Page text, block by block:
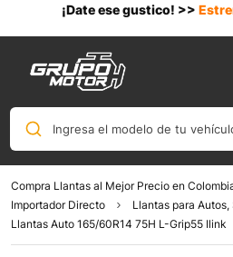
¡Date ese gustico! >>
Ingresa el modelo de tu
Compra Llantas al Mejor Precio en
Importador Directo
Llantas para
Llantas Auto 165/60R14 75H L-Grip55 Ilink